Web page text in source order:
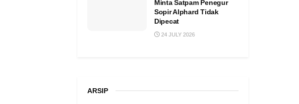
Minta Satpam Penegur
Sopir Alphard Tidak
Dipecat
24 JULY 2026
ARSIP